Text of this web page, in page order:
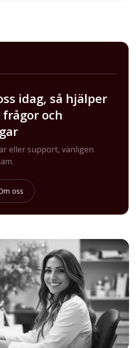
idag, så hjälper
och
eller support, vänligen
oss